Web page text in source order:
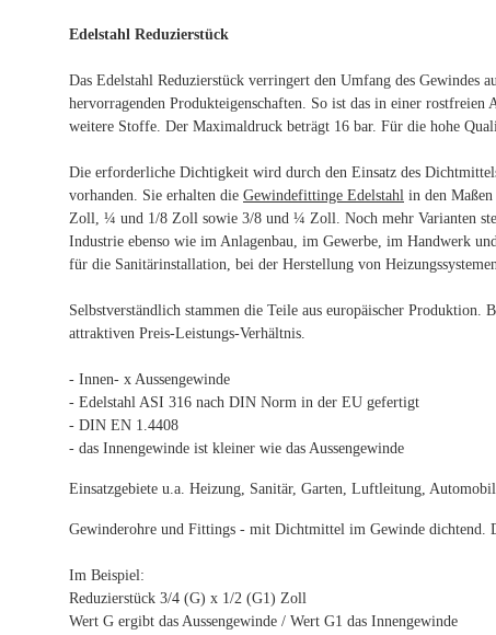
Edelstahl Reduzierstück
Das Edelstahl Reduzierstück verringert den Umfang des
hervorragenden Produkteigenschaften. So ist das in einer
weitere Stoffe. Der Maximaldruck beträgt 16 bar. Für die hohe
Die erforderliche Dichtigkeit wird durch den Einsatz des
vorhanden. Sie erhalten die Gewindefittinge Edelstahl in den
Zoll, ¼ und 1/8 Zoll sowie 3/8 und ¼ Zoll. Noch mehr Varianten
Industrie ebenso wie im Anlagenbau, im Gewerbe, im Handwerk
für die Sanitärinstallation, bei der Herstellung von
Selbstverständlich stammen die Teile aus europäischer Produktion.
attraktiven Preis-Leistungs-Verhältnis.
- Innen- x Aussengewinde
- Edelstahl ASI 316 nach DIN Norm in der EU gefertigt
- DIN EN 1.4408
- das Innengewinde ist kleiner wie das Aussengewinde
Einsatzgebiete u.a. Heizung, Sanitär, Garten, Luftleitung,
Gewinderohre und Fittings - mit Dichtmittel im Gewinde dichtend.
Im Beispiel:
Reduzierstück 3/4 (G) x 1/2 (G1) Zoll
Wert G ergibt das Aussengewinde / Wert G1 das Innengewinde